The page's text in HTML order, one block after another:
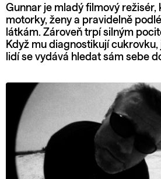
Gunnar je mladý filmový režisér,
motorky, ženy a pravidelně
látkám. Zároveň trpí silným
Když mu diagnostikují cukrovku,
lidí se vydává hledat sám sebe